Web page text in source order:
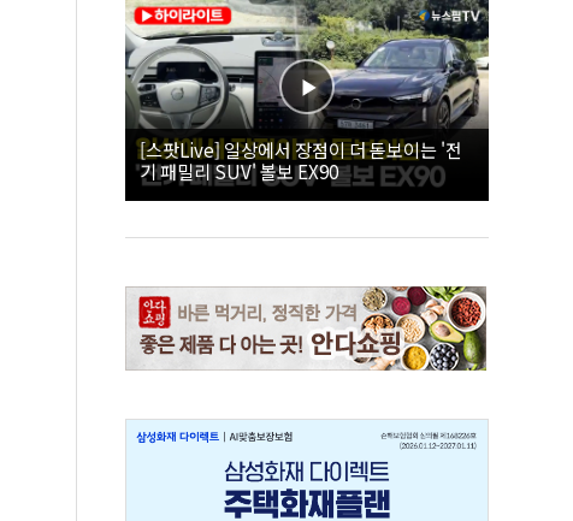
[스팟Live] 일상에서 장점이 더 돋보이는 '전
기 패밀리 SUV' 볼보 EX90